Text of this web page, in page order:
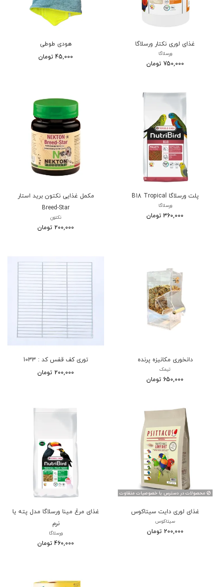
غذای لوری نکتار ورسلاگا
ورسلاگا
750,000 تومان
هودی طوطی
45,000 تومان
پلت ورسلاگا B18 Tropical
ورسلاگا
360,000 تومان
مکمل غذایی نکتون برید استار
Breed-Star
نکتون
200,000 تومان
دانخوری مکانیزه پرنده
تیمک
650,000 تومان
توری کف قفس کد : 1033
200,000 تومان
محصولات در دسترس با خصوصیات متقاوت
غذای لوری دایت سیتاکوس
سیتاکوس
200,000 تومان
غذای مرغ مینا ورسلاگا مدل پته یا
نرم
ورسلاگا
460,000 تومان